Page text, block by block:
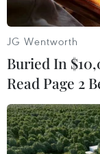
#Du lịch Australia
#Kinh tế ngầm
Theo dõi
JG Wentworth
Buried In
Read Page 2